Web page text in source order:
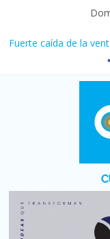
Fuerte caída de la
El agro argentino
La morosidad
afecta a 400 mil
Desde que asumió
Vacaciones de
turístico: 4,6 millones
más que en 2025